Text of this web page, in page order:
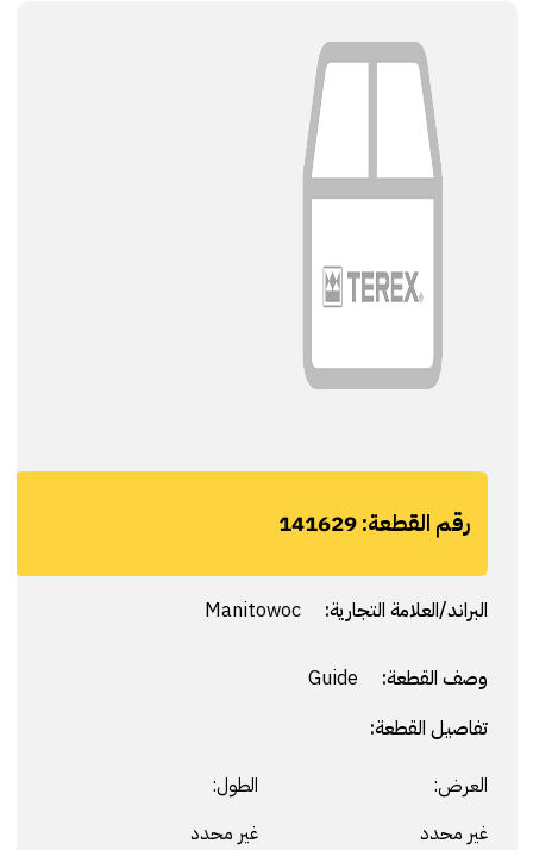
رقم القطعة:141629
البراند/العلامة التجارية: Manitowoc
وصف القطعة:
تفاصيل القطعة:
العرض:
غير محدد
الطول:
غير محدد